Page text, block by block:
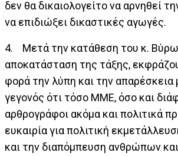
δεν θα δικαιολογείτο να αρνηθεί
να επιδιώξει δικαστικές αγωγές.
4. Μετά την κατάθεση του κ.
αποκατάσταση της τάξης,
φορά την λύπη και την απαρέσκεια
γεγονός ότι τόσο ΜΜΕ, όσο και
αρθρογράφοι ακόμα και πολιτικά
ευκαιρία για πολιτική
και την διαπόμπευση ανθρώπων